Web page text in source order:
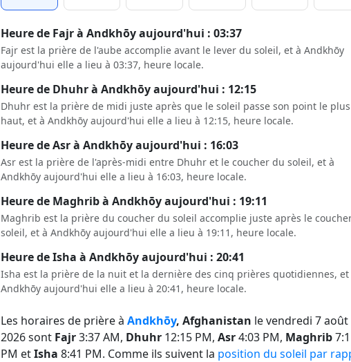
Heure de Fajr à Andkhōy aujourd'hui : 03:37
Fajr est la prière de l'aube accomplie avant le lever du soleil, et à Andkhōy
aujourd'hui elle a lieu à 03:37, heure locale.
Heure de Dhuhr à Andkhōy aujourd'hui : 12:15
Dhuhr est la prière de midi juste après que le soleil passe son point le plus
haut, et à Andkhōy aujourd'hui elle a lieu à 12:15, heure locale.
Heure de Asr à Andkhōy aujourd'hui : 16:03
Asr est la prière de l'après-midi entre Dhuhr et le coucher du soleil, et à
Andkhōy aujourd'hui elle a lieu à 16:03, heure locale.
Heure de Maghrib à Andkhōy aujourd'hui : 19:11
Maghrib est la prière du coucher du soleil accomplie juste après le
soleil, et à Andkhōy aujourd'hui elle a lieu à 19:11, heure locale.
Heure de Isha à Andkhōy aujourd'hui : 20:41
Isha est la prière de la nuit et la dernière des cinq prières quotidiennes, et
Andkhōy aujourd'hui elle a lieu à 20:41, heure locale.
Les horaires de prière à Andkhōy, Afghanistan le vendredi 7 août
2026 sont Fajr3:37 AM, Dhuhr 12:15 PM, Asr4:03 PM, Maghrib
PM etIsha 8:41 PM. Comme ils suivent la position du soleil par